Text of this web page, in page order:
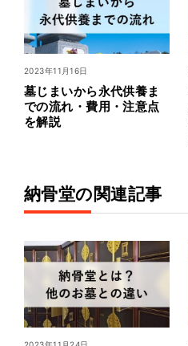
2023年11月16日
墓じまいから永代供養ま
での流れ・費用・注意点
を解説
納骨堂の関連記事